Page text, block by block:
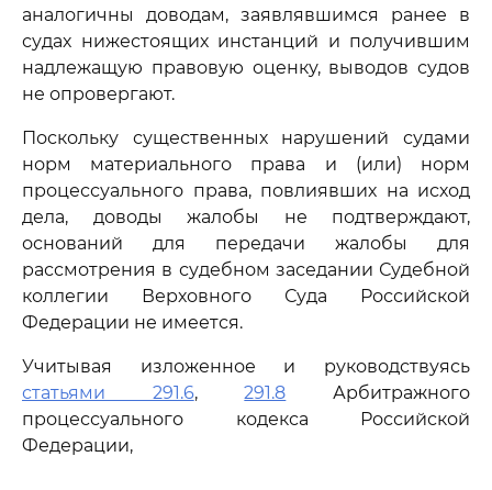
аналогичны доводам, заявлявшимся ранее в
судах нижестоящих инстанций и получившим
надлежащую правовую оценку, выводов судов
не опровергают.
Поскольку существенных нарушений судами
норм материального права и (или) норм
процессуального права, повлиявших на исход
дела, доводы жалобы не подтверждают,
оснований для передачи жалобы для
рассмотрения в судебном заседании Судебной
коллегии Верховного Суда Российской
Федерации не имеется.
Учитывая изложенное и руководствуясь
статьями 291.6,291.8 Арбитражного
процессуального кодекса Российской
Федерации,